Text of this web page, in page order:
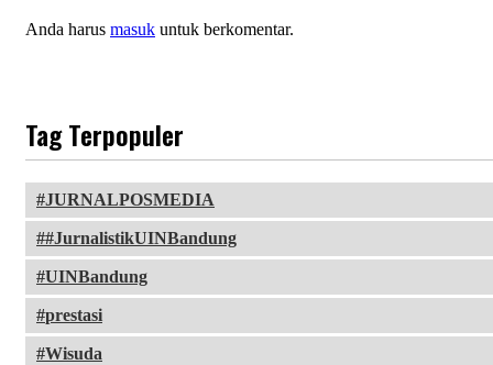
Anda harus masuk untuk berkomentar.
Tag Terpopuler
JURNALPOSMEDIA
#JurnalistikUINBandung
UINBandung
prestasi
Wisuda